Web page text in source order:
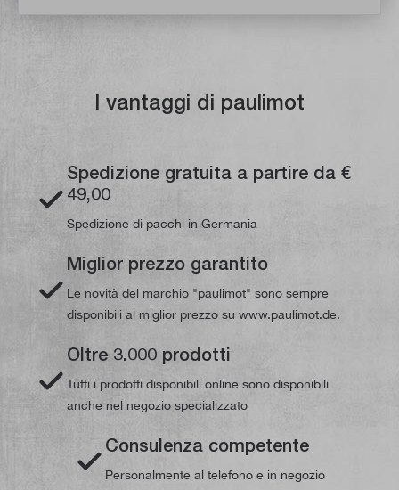
I vantaggi di paulimot
Spedizione gratuita a partire da €
49,00
Spedizione di pacchi in Germania
Miglior prezzo garantito
Le novità del marchio "paulimot" sono sempre
disponibili al miglior prezzo su www.paulimot.de.
Oltre 3.000 prodotti
Tutti i prodotti disponibili online sono disponibili
anche nel negozio specializzato
Consulenza competente
Personalmente al telefono e in negozio